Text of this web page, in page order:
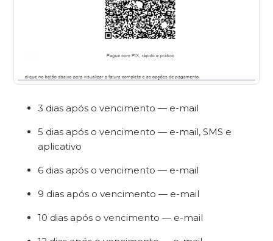
3 dias após o vencimento — e-mail
5 dias após o vencimento — e-mail, SMS e
aplicativo
6 dias após o vencimento — e-mail
9 dias após o vencimento — e-mail
10 dias após o vencimento — e-mail